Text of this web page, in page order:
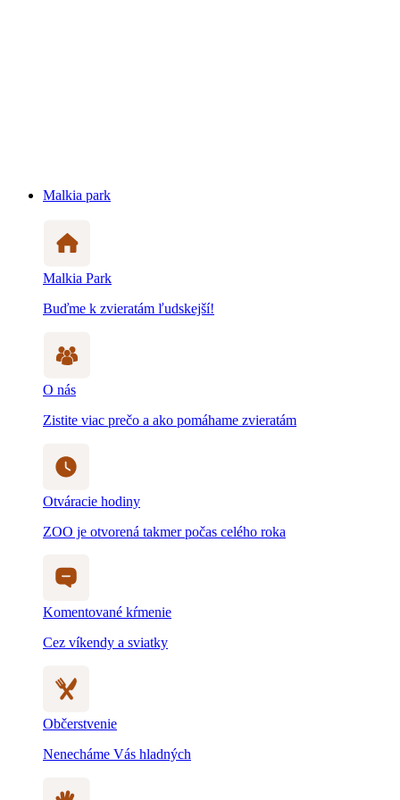
O nás
Zistite viac prečo a ako pomáhame zvieratám
Otváracie hodiny
ZOO je otvorená takmer počas celého roka
Komentované kŕmenie
Cez víkendy a sviatky
Občerstvenie
Nenecháme Vás hladných
Detský svet
Myslíme na všetkých, aj na tých najmenších
Blog a novinky